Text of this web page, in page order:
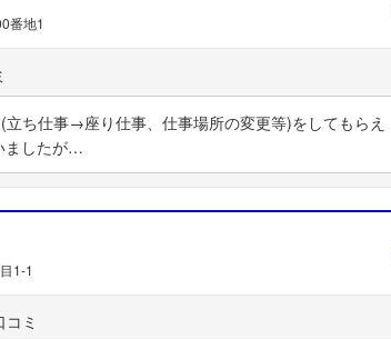
番地1
ち仕事→座り仕事、仕事場所の変更等)をしてもらえ
ましたが…
1-1